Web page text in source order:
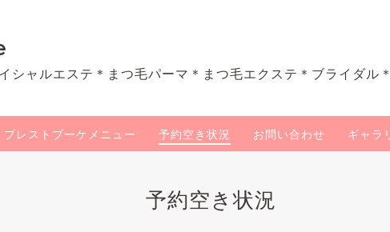
シャルエステ＊まつ毛パーマ＊まつ毛エクステ＊ブライダル
プレストブーケメニュー 予約空き状況 お問い合わせ ギャラ
予約空き状況